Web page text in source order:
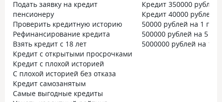
Подать заявку на кредит
пенсионеру
Проверить кредитную историю
Рефинансирование кредита
Взять кредит с 18 лет
Кредит с открытыми просрочками
Кредит с плохой историей
С плохой историей без отказа
Кредит самозанятым
Самые выгодные кредиты
Кредит 350000 рублей
Кредит 40000 рублей
50000 рублей на 1 год
500000 рублей на 5 лет
5000000 рублей на 10